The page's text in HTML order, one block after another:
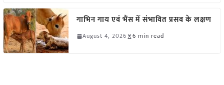
गाभिन गाय एवं भैंस में संभावित प्रसव के लक्षण
August 4, 2026 6 min read